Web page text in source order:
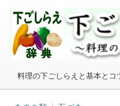
料理の下ごしらえと基本とコ